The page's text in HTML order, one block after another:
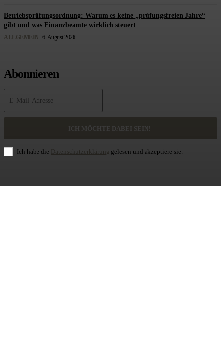
Betriebsprüfungsordnung: Warum es keine „prüfungsfreien Jahre“
gibt und was Finanzbeamte wirklich steuert
ALLGEMEIN 6. August 2026
Abonnieren
ICH MÖCHTE DABEI SEIN!
Ich habe die Datenschutzerklärung gelesen und akzeptiere sie.